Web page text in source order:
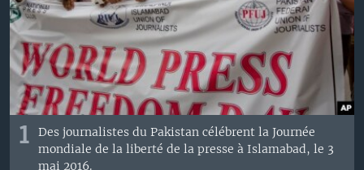
1
Des journalistes du Pakistan célébrent la Journée
mondiale de la liberté de la presse à Islamabad, le 3
mai 2016.